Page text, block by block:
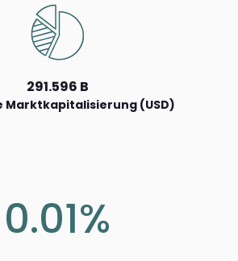
291.596 B
Marktkapitalisierung (USD)
0.01%